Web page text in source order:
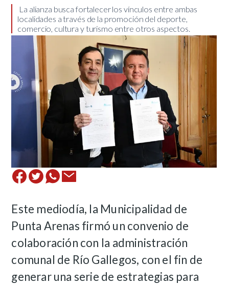
​ ​ La alianza busca fortalecer los vínculos entre ambas
localidades a través de la promoción del deporte,
comercio, cultura y turismo entre otros aspectos. ​
Este mediodía, la Municipalidad de
Punta Arenas firmó un convenio de
colaboración con la administración
comunal de Río Gallegos, con el fin de
generar una serie de estrategias para